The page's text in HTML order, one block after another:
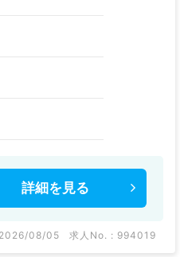
詳細を 見る
08/05 求人No. : 994019